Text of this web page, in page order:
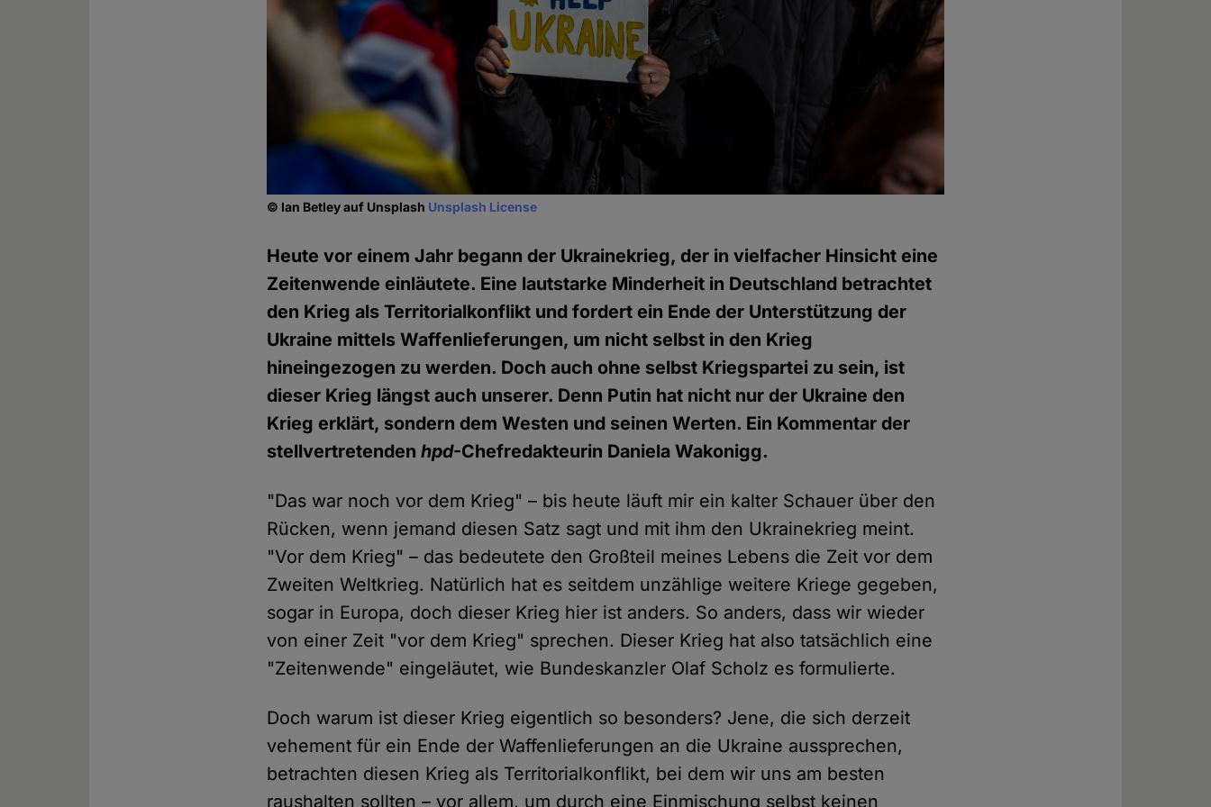
© Ian Betley auf Unsplash Unsplash License
Heute vor einem Jahr begann der Ukrainekrieg, der in vielfacher Hinsicht eine
Zeitenwende einläutete. Eine lautstarke Minderheit in Deutschland betrachtet
den Krieg als Territorialkonflikt und fordert ein Ende der Unterstützung der
Ukraine mittels Waffenlieferungen, um nicht selbst in den Krieg
hineingezogen zu werden. Doch auch ohne selbst Kriegspartei zu sein, ist
dieser Krieg längst auch unserer. Denn Putin hat nicht nur der Ukraine den
Krieg erklärt, sondern dem Westen und seinen Werten. Ein Kommentar der
stellvertretendenhpd-Chefredakteurin Daniela Wakonigg.
"Das war noch vor dem Krieg" – bis heute läuft mir ein kalter Schauer über den
Rücken, wenn jemand diesen Satz sagt und mit ihm den Ukrainekrieg meint.
"Vor dem Krieg" – das bedeutete den Großteil meines Lebens die Zeit vor dem
Zweiten Weltkrieg. Natürlich hat es seitdem unzählige weitere Kriege gegeben,
sogar in Europa, doch dieser Krieg hier ist anders. So anders, dass wir wieder
von einer Zeit "vor dem Krieg" sprechen. Dieser Krieg hat also tatsächlich eine
"Zeitenwende" eingeläutet, wie Bundeskanzler Olaf Scholz es formulierte.
Doch warum ist dieser Krieg eigentlich so besonders? Jene, die sich derzeit
vehement für ein Ende der Waffenlieferungen an die Ukraine aussprechen,
betrachten diesen Krieg als Territorialkonflikt, bei dem wir uns am besten
raushalten sollten – vor allem, um durch eine Einmischung selbst keinen